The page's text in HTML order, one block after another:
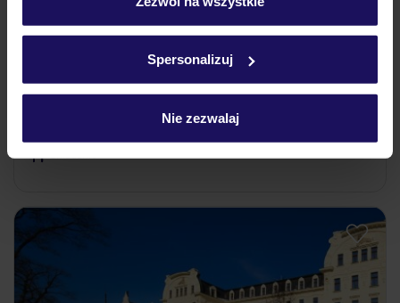
Szczegółowe informacje o plikach cookie znajdziesz
Spersonalizuj
Nie zezwalaj
Spa Resort Libverda - Villa Friedland
1 420
Śniadanie